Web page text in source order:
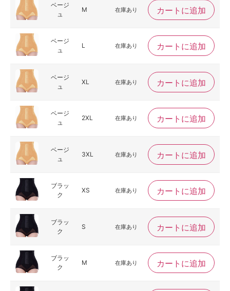
ベージ
ュ
M 在庫あり カートに追加
ベージ
ュ
L 在庫あり カートに追加
ベージ
ュ
XL 在庫あり カートに追加
ベージ
ュ
2XL 在庫あり カートに追加
ベージ
ュ
3XL 在庫あり カートに追加
ブラッ
ク
XS 在庫あり カートに追加
ブラッ
ク
S 在庫あり カートに追加
ブラッ
ク
M 在庫あり カートに追加